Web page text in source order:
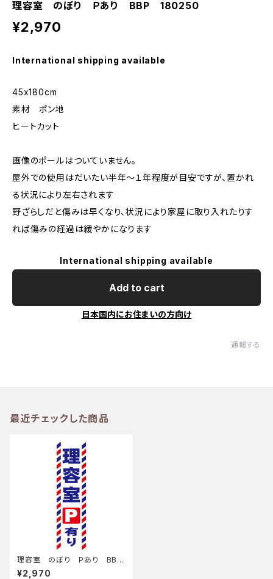
理容室 のぼり Ｐあり BBP 180250
¥2,970
International shipping available
45x180cm
素材 ポン地
ヒートカット
画像のポールはついていません。
屋外での使用はだいたい半年～１年程度が目安ですが、置かれ
る状況により左右されます
野ざらしだと傷みは早くなり、状況により家屋に取り入れたりす
れば傷みの経過は緩やかになります
International shipping available
Add to cart
日本国内にお住まいの方向け
通報する
最近チェックした商品
理容室 のぼり Ｐあり BBP
180250
¥2,970